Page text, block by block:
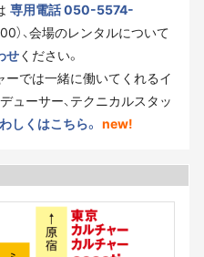
専用電話 050-5574-
）、会場のレンタルについて
せください。
では一緒に働いてくれるイ
ューサー、テクニカルスタッ
しくはこちら。 new!